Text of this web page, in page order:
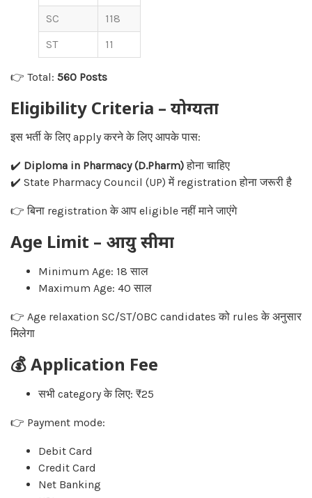
SC
118
ST
11
👉 Total: 560 Posts
Eligibility Criteria – योग्यता
इस भर्ती के लिए apply करने के लिए आपके पास:
✔️ Diploma in Pharmacy (D.Pharm)होना चाहिए
✔️ State Pharmacy Council (UP) में registration होना जरूरी है
👉 बिना registration के आप eligible नहीं माने जाएंगे
Age Limit – आयु सीमा
Minimum Age: 18 साल
Maximum Age: 40 साल
👉 Age relaxation SC/ST/OBC candidates को rules के अनुसार
मिलेगा
💰 Application Fee
सभी category के लिए: ₹25
👉 Payment mode:
Debit Card
Credit Card
Net Banking